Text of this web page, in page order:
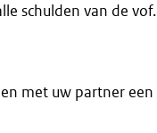
schulden van de vof.
met uw partner een